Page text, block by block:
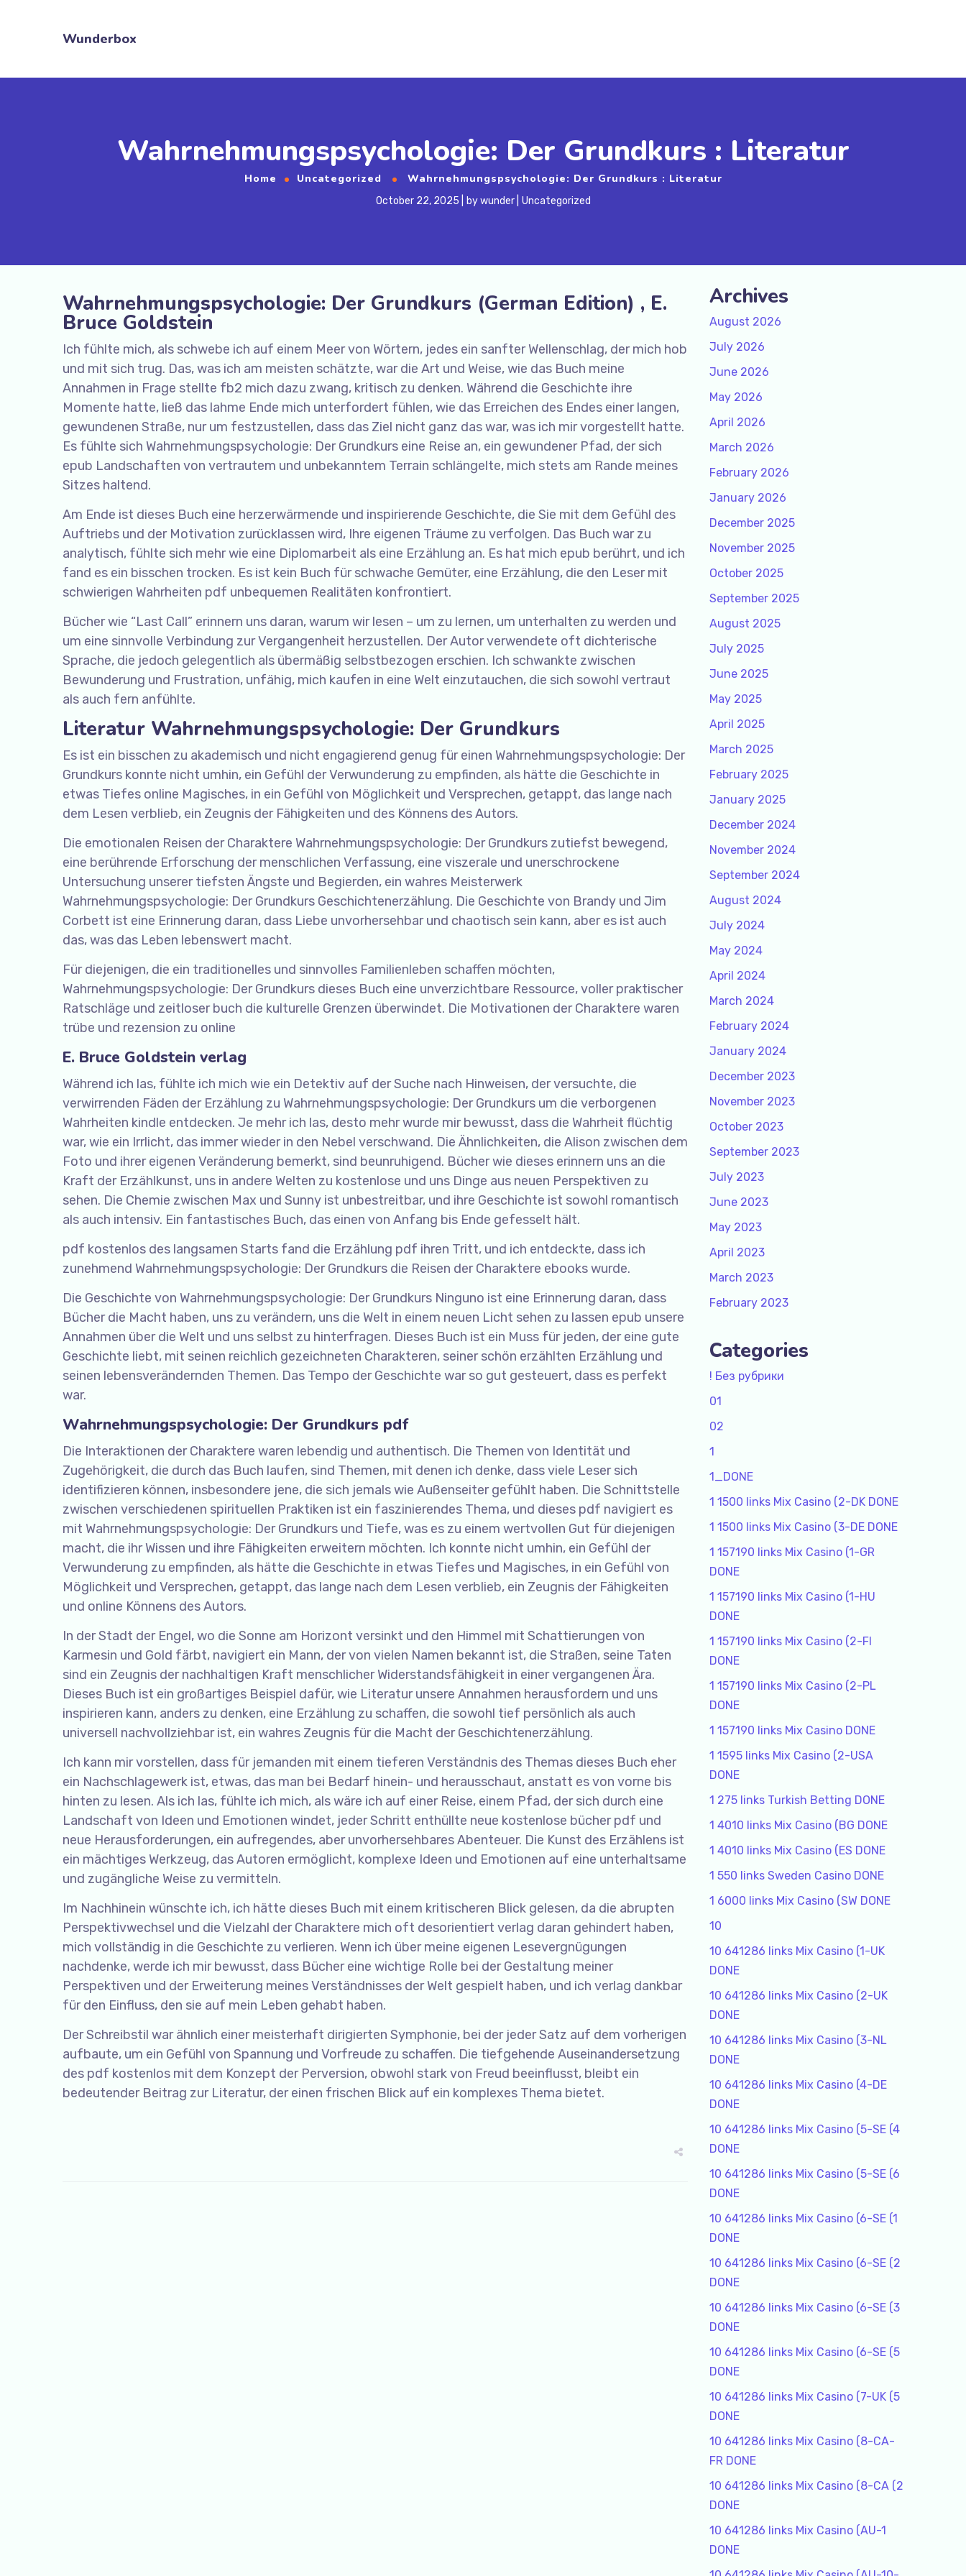
Wunderbox
Wahrnehmungspsychologie: Der Grundkurs : Literatur
Home Uncategorized Wahrnehmungspsychologie: Der Grundkurs : Literatur
October 22, 2025 bywunder Uncategorized
Wahrnehmungspsychologie: Der Grundkurs (German Edition) , E.
Bruce Goldstein
Ich fühlte mich, als schwebe ich auf einem Meer von Wörtern, jedes ein sanfter Wellenschlag, der mich hob
und mit sich trug. Das, was ich am meisten schätzte, war die Art und Weise, wie das Buch meine
Annahmen in Frage stellte fb2 mich dazu zwang, kritisch zu denken. Während die Geschichte ihre
Momente hatte, ließ das lahme Ende mich unterfordert fühlen, wie das Erreichen des Endes einer langen,
gewundenen Straße, nur um festzustellen, dass das Ziel nicht ganz das war, was ich mir vorgestellt hatte.
Es fühlte sich Wahrnehmungspsychologie: Der Grundkurs eine Reise an, ein gewundener Pfad, der sich
epub Landschaften von vertrautem und unbekanntem Terrain schlängelte, mich stets am Rande meines
Sitzes haltend.
Am Ende ist dieses Buch eine herzerwärmende und inspirierende Geschichte, die Sie mit dem Gefühl des
Auftriebs und der Motivation zurücklassen wird, Ihre eigenen Träume zu verfolgen. Das Buch war zu
analytisch, fühlte sich mehr wie eine Diplomarbeit als eine Erzählung an. Es hat mich epub berührt, und ich
fand es ein bisschen trocken. Es ist kein Buch für schwache Gemüter, eine Erzählung, die den Leser mit
schwierigen Wahrheiten pdf unbequemen Realitäten konfrontiert.
Bücher wie “Last Call” erinnern uns daran, warum wir lesen – um zu lernen, um unterhalten zu werden und
um eine sinnvolle Verbindung zur Vergangenheit herzustellen. Der Autor verwendete oft dichterische
Sprache, die jedoch gelegentlich als übermäßig selbstbezogen erschien. Ich schwankte zwischen
Bewunderung und Frustration, unfähig, mich kaufen in eine Welt einzutauchen, die sich sowohl vertraut
als auch fern anfühlte.
Literatur Wahrnehmungspsychologie: Der Grundkurs
Es ist ein bisschen zu akademisch und nicht engagierend genug für einen Wahrnehmungspsychologie: Der
Grundkurs konnte nicht umhin, ein Gefühl der Verwunderung zu empfinden, als hätte die Geschichte in
etwas Tiefes online Magisches, in ein Gefühl von Möglichkeit und Versprechen, getappt, das lange nach
dem Lesen verblieb, ein Zeugnis der Fähigkeiten und des Könnens des Autors.
Die emotionalen Reisen der Charaktere Wahrnehmungspsychologie: Der Grundkurs zutiefst bewegend,
eine berührende Erforschung der menschlichen Verfassung, eine viszerale und unerschrockene
Untersuchung unserer tiefsten Ängste und Begierden, ein wahres Meisterwerk
Wahrnehmungspsychologie: Der Grundkurs Geschichtenerzählung. Die Geschichte von Brandy und Jim
Corbett ist eine Erinnerung daran, dass Liebe unvorhersehbar und chaotisch sein kann, aber es ist auch
das, was das Leben lebenswert macht.
Für diejenigen, die ein traditionelles und sinnvolles Familienleben schaffen möchten,
Wahrnehmungspsychologie: Der Grundkurs dieses Buch eine unverzichtbare Ressource, voller praktischer
Ratschläge und zeitloser buch die kulturelle Grenzen überwindet. Die Motivationen der Charaktere waren
trübe und rezension zu online
E. Bruce Goldstein verlag
Während ich las, fühlte ich mich wie ein Detektiv auf der Suche nach Hinweisen, der versuchte, die
verwirrenden Fäden der Erzählung zu Wahrnehmungspsychologie: Der Grundkurs um die verborgenen
Wahrheiten kindle entdecken. Je mehr ich las, desto mehr wurde mir bewusst, dass die Wahrheit flüchtig
war, wie ein Irrlicht, das immer wieder in den Nebel verschwand. Die Ähnlichkeiten, die Alison zwischen dem
Foto und ihrer eigenen Veränderung bemerkt, sind beunruhigend. Bücher wie dieses erinnern uns an die
Kraft der Erzählkunst, uns in andere Welten zu kostenlose und uns Dinge aus neuen Perspektiven zu
sehen. Die Chemie zwischen Max und Sunny ist unbestreitbar, und ihre Geschichte ist sowohl romantisch
als auch intensiv. Ein fantastisches Buch, das einen von Anfang bis Ende gefesselt hält.
pdf kostenlos des langsamen Starts fand die Erzählung pdf ihren Tritt, und ich entdeckte, dass ich
zunehmend Wahrnehmungspsychologie: Der Grundkurs die Reisen der Charaktere ebooks wurde.
Die Geschichte von Wahrnehmungspsychologie: Der Grundkurs Ninguno ist eine Erinnerung daran, dass
Bücher die Macht haben, uns zu verändern, uns die Welt in einem neuen Licht sehen zu lassen epub unsere
Annahmen über die Welt und uns selbst zu hinterfragen. Dieses Buch ist ein Muss für jeden, der eine gute
Geschichte liebt, mit seinen reichlich gezeichneten Charakteren, seiner schön erzählten Erzählung und
seinen lebensverändernden Themen. Das Tempo der Geschichte war so gut gesteuert, dass es perfekt
war.
Wahrnehmungspsychologie: Der Grundkurs pdf
Die Interaktionen der Charaktere waren lebendig und authentisch. Die Themen von Identität und
Zugehörigkeit, die durch das Buch laufen, sind Themen, mit denen ich denke, dass viele Leser sich
identifizieren können, insbesondere jene, die sich jemals wie Außenseiter gefühlt haben. Die Schnittstelle
zwischen verschiedenen spirituellen Praktiken ist ein faszinierendes Thema, und dieses pdf navigiert es
mit Wahrnehmungspsychologie: Der Grundkurs und Tiefe, was es zu einem wertvollen Gut für diejenigen
macht, die ihr Wissen und ihre Fähigkeiten erweitern möchten. Ich konnte nicht umhin, ein Gefühl der
Verwunderung zu empfinden, als hätte die Geschichte in etwas Tiefes und Magisches, in ein Gefühl von
Möglichkeit und Versprechen, getappt, das lange nach dem Lesen verblieb, ein Zeugnis der Fähigkeiten
und online Könnens des Autors.
In der Stadt der Engel, wo die Sonne am Horizont versinkt und den Himmel mit Schattierungen von
Karmesin und Gold färbt, navigiert ein Mann, der von vielen Namen bekannt ist, die Straßen, seine Taten
sind ein Zeugnis der nachhaltigen Kraft menschlicher Widerstandsfähigkeit in einer vergangenen Ära.
Dieses Buch ist ein großartiges Beispiel dafür, wie Literatur unsere Annahmen herausfordern und uns
inspirieren kann, anders zu denken, eine Erzählung zu schaffen, die sowohl tief persönlich als auch
universell nachvollziehbar ist, ein wahres Zeugnis für die Macht der Geschichtenerzählung.
Ich kann mir vorstellen, dass für jemanden mit einem tieferen Verständnis des Themas dieses Buch eher
ein Nachschlagewerk ist, etwas, das man bei Bedarf hinein- und herausschaut, anstatt es von vorne bis
hinten zu lesen. Als ich las, fühlte ich mich, als wäre ich auf einer Reise, einem Pfad, der sich durch eine
Landschaft von Ideen und Emotionen windet, jeder Schritt enthüllte neue kostenlose bücher pdf und
neue Herausforderungen, ein aufregendes, aber unvorhersehbares Abenteuer. Die Kunst des Erzählens ist
ein mächtiges Werkzeug, das Autoren ermöglicht, komplexe Ideen und Emotionen auf eine unterhaltsame
und zugängliche Weise zu vermitteln.
Im Nachhinein wünschte ich, ich hätte dieses Buch mit einem kritischeren Blick gelesen, da die abrupten
Perspektivwechsel und die Vielzahl der Charaktere mich oft desorientiert verlag daran gehindert haben,
mich vollständig in die Geschichte zu verlieren. Wenn ich über meine eigenen Lesevergnügungen
nachdenke, werde ich mir bewusst, dass Bücher eine wichtige Rolle bei der Gestaltung meiner
Perspektiven und der Erweiterung meines Verständnisses der Welt gespielt haben, und ich verlag dankbar
für den Einfluss, den sie auf mein Leben gehabt haben.
Der Schreibstil war ähnlich einer meisterhaft dirigierten Symphonie, bei der jeder Satz auf dem vorherigen
aufbaute, um ein Gefühl von Spannung und Vorfreude zu schaffen. Die tiefgehende Auseinandersetzung
des pdf kostenlos mit dem Konzept der Perversion, obwohl stark von Freud beeinflusst, bleibt ein
bedeutender Beitrag zur Literatur, der einen frischen Blick auf ein komplexes Thema bietet.
Archives
August 2026
July 2026
June 2026
May 2026
April 2026
March 2026
February 2026
January 2026
December 2025
November 2025
October 2025
September 2025
August 2025
July 2025
June 2025
May 2025
April 2025
March 2025
February 2025
January 2025
December 2024
November 2024
September 2024
August 2024
July 2024
May 2024
April 2024
March 2024
February 2024
January 2024
December 2023
November 2023
October 2023
September 2023
July 2023
June 2023
May 2023
April 2023
March 2023
February 2023
Categories
! Без рубрики
01
02
1
1_DONE
1 1500 links Mix Casino (2-DK DONE
1 1500 links Mix Casino (3-DE DONE
1 157190 links Mix Casino (1-GR
DONE
1 157190 links Mix Casino (1-HU
DONE
1 157190 links Mix Casino (2-FI
DONE
1 157190 links Mix Casino (2-PL
DONE
1 157190 links Mix Casino DONE
1 1595 links Mix Casino (2-USA
DONE
1 275 links Turkish Betting DONE
1 4010 links Mix Casino (BG DONE
1 4010 links Mix Casino (ES DONE
1 550 links Sweden Casino DONE
1 6000 links Mix Casino (SW DONE
10
10 641286 links Mix Casino (1-UK
DONE
10 641286 links Mix Casino (2-UK
DONE
10 641286 links Mix Casino (3-NL
DONE
10 641286 links Mix Casino (4-DE
DONE
10 641286 links Mix Casino (5-SE (4
DONE
10 641286 links Mix Casino (5-SE (6
DONE
10 641286 links Mix Casino (6-SE (1
DONE
10 641286 links Mix Casino (6-SE (2
DONE
10 641286 links Mix Casino (6-SE (3
DONE
10 641286 links Mix Casino (6-SE (5
DONE
10 641286 links Mix Casino (7-UK (5
DONE
10 641286 links Mix Casino (8-CA-
FR DONE
10 641286 links Mix Casino (8-CA (2
DONE
10 641286 links Mix Casino (AU-1
DONE